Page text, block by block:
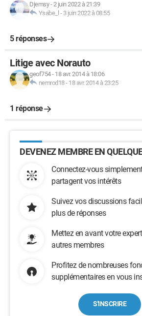
Djemsy-2 juin 2022 à 21:39
Ysabe_l - 3 juin 2022 à 08:55
5 réponses
Litige avec Norauto
geof754- 18 avr. 2014 à 18:06
nemrod18- 18 avr. 2014 à 23:25
1 réponse
DEVENEZ MEMBRE EN
Connectez-vous
partagent vos intérêts
Suivez vos discussions
plus de réponses
Mettez en avant votre
autres membres
Profitez de nombreuses
supplémentaires en vous
S'INSCRIRE